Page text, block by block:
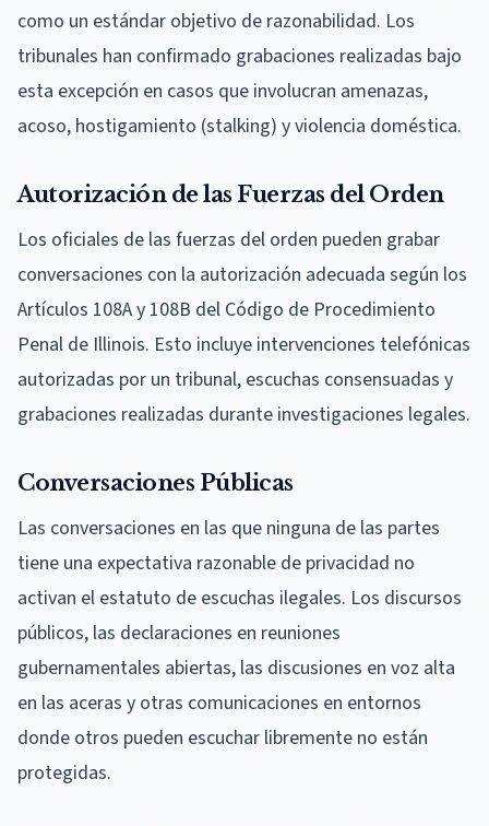
como un estándar objetivo de razonabilidad. Los
tribunales han confirmado grabaciones realizadas bajo
esta excepción en casos que involucran amenazas,
acoso, hostigamiento (stalking) y violencia doméstica.
Autorización de las Fuerzas del Orden
Los oficiales de las fuerzas del orden pueden grabar
conversaciones con la autorización adecuada según los
Artículos 108A y 108B del Código de Procedimiento
Penal de Illinois. Esto incluye intervenciones telefónicas
autorizadas por un tribunal, escuchas consensuadas y
grabaciones realizadas durante investigaciones legales.
Conversaciones Públicas
Las conversaciones en las que ninguna de las partes
tiene una expectativa razonable de privacidad no
activan el estatuto de escuchas ilegales. Los discursos
públicos, las declaraciones en reuniones
gubernamentales abiertas, las discusiones en voz alta
en las aceras y otras comunicaciones en entornos
donde otros pueden escuchar libremente no están
protegidas.